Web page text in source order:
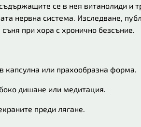
се в нея витанолиди и
нервна система. Изследване,
при хора с хронично безсъние.
капсулна или прахообразна форма.
дишане или медитация.
преди лягане.